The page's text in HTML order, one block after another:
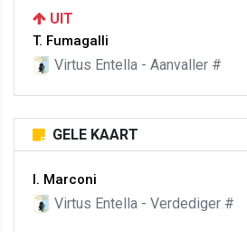
UIT
T. Fumagalli
Virtus Entella - Aanvaller #
GELE KAART
I. Marconi
Virtus Entella - Verdediger #